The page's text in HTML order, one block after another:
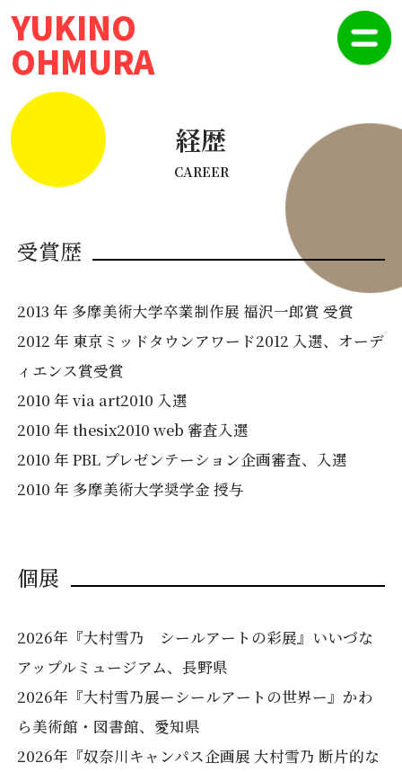
YUKINO
OHMURA
経歴
CAREER
受賞歴
2013 年 多摩美術大学卒業制作展 福沢一郎賞 受賞
2012 年 東京ミッドタウンアワード2012 入選、オーデ
ィエンス賞受賞
2010 年 via art2010 入選
2010 年 thesix2010 web 審査入選
2010 年 PBL プレゼンテーション企画審査、入選
2010 年 多摩美術大学奨学金 授与
個展
2026年『大村雪乃 シールアートの彩展』いいづな
アップルミュージアム、長野県
2026年『大村雪乃展ーシールアートの世界ー』かわ
ら美術館・図書館、愛知県
2026年『奴奈川キャンパス企画展 大村雪乃 断片的な